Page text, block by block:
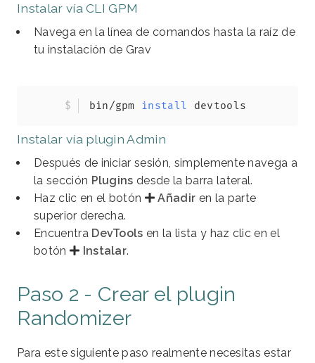
Instalar vía CLI GPM
Navega en la línea de comandos hasta la raíz de
tu instalación de Grav
bin/gpm install devtools
Instalar vía plugin Admin
Después de iniciar sesión, simplemente navega a
la sección Plugins desde la barra lateral.
Haz clic en el botón
Añadir en la parte
superior derecha.
Encuentra DevTools en la lista y haz clic en el
botón
Instalar.
Paso 2 - Crear el plugin
Randomizer
Para este siguiente paso realmente necesitas estar